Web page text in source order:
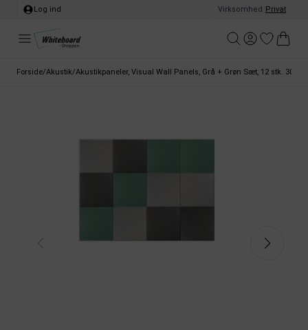
Log ind Virksomhed Privat
Forside/Akustik/Akustikpaneler, Visual Wall Panels, Grå + Grøn Sæt, 12 stk.